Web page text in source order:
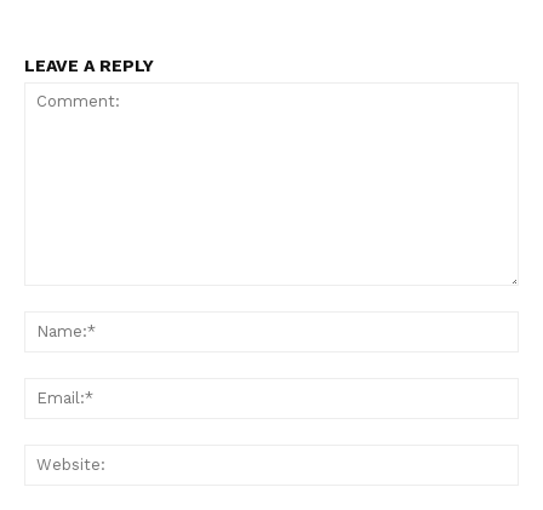
LEAVE A REPLY